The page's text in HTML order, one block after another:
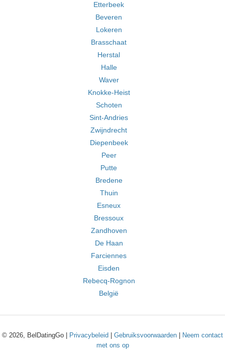
Etterbeek
Beveren
Lokeren
Brasschaat
Herstal
Halle
Waver
Knokke-Heist
Schoten
Sint-Andries
Zwijndrecht
Diepenbeek
Peer
Putte
Bredene
Thuin
Esneux
Bressoux
Zandhoven
De Haan
Farciennes
Eisden
Rebecq-Rognon
België
© 2026, BelDatingGo | Privacybeleid Gebruiksvoorwaarden
Neem contact
met ons op